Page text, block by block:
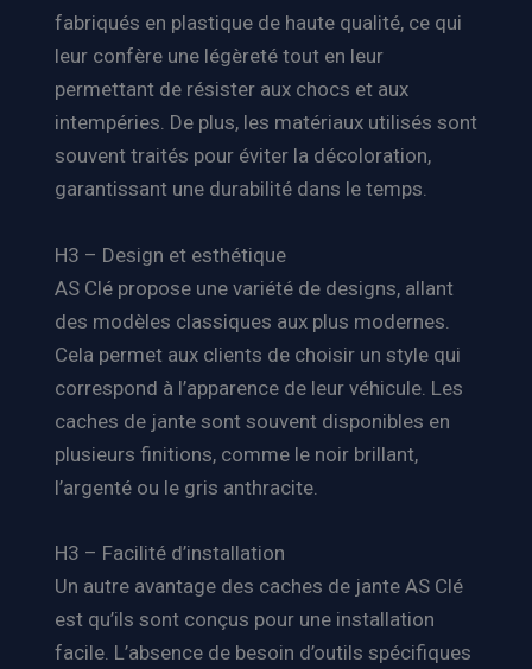
fabriqués en plastique de haute qualité, ce qui
leur confère une légèreté tout en leur
permettant de résister aux chocs et aux
intempéries. De plus, les matériaux utilisés sont
souvent traités pour éviter la décoloration,
garantissant une durabilité dans le temps.
H3 – Design et esthétique
AS Clé propose une variété de designs, allant
des modèles classiques aux plus modernes.
Cela permet aux clients de choisir un style qui
correspond à l’apparence de leur véhicule. Les
caches de jante sont souvent disponibles en
plusieurs finitions, comme le noir brillant,
l’argenté ou le gris anthracite.
H3 – Facilité d’installation
Un autre avantage des caches de jante AS Clé
est qu’ils sont conçus pour une installation
facile. L’absence de besoin d’outils spécifiques